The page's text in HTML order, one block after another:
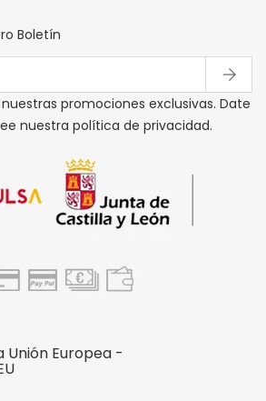
Boletín
promociones exclusivas. Date
nuestra política de privacidad.
Unión Europea -